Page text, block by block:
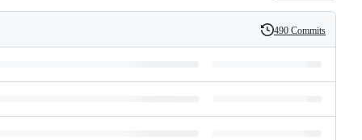
History
490 Commits